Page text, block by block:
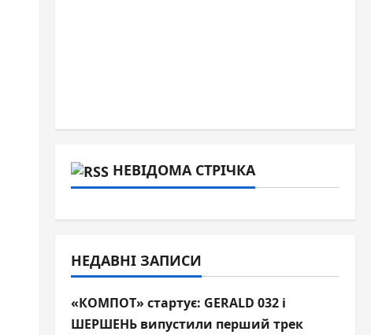
НЕВІДОМА СТРІЧКА
НЕДАВНІ ЗАПИСИ
«КОМПОТ» стартує: GERALD 032 і
ШЕРШЕНЬ випустили перший трек